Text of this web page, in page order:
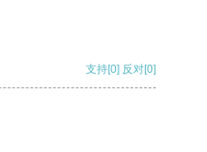
支持[0] 反对[0]